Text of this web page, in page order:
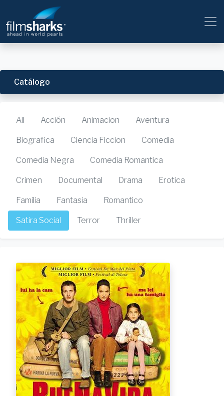
Catálogo
All Acción Animacion Aventura
Biografica Ciencia Ficcion Comedia
Comedia Negra Comedia Romantica
Crimen Documental Drama Erotica
Familia Fantasia Romantico
Satira Social Terror Thriller